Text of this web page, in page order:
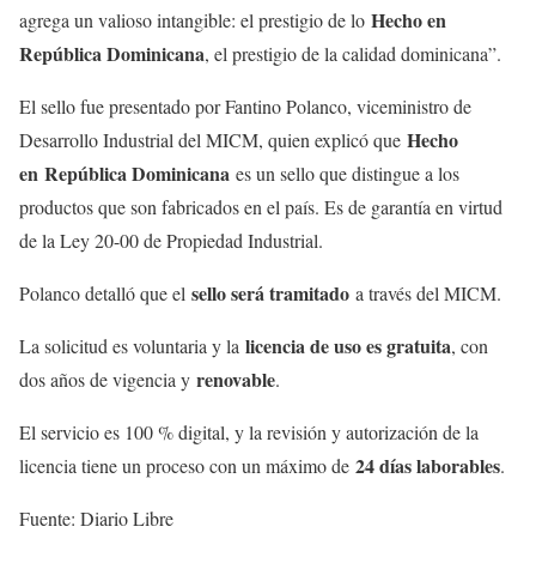
agrega un valioso intangible: el prestigio de lo Hecho en
República Dominicana, el prestigio de la calidad dominicana”.
El sello fue presentado por Fantino Polanco, viceministro de
Desarrollo Industrial del MICM, quien explicó que Hecho
en República Dominicana es un sello que distingue a los
productos que son fabricados en el país. Es de garantía en virtud
de la Ley 20-00 de Propiedad Industrial.
Polanco detalló que el sello será tramitado a través del MICM.
La solicitud es voluntaria y la licencia de uso es gratuita, con
dos años de vigencia y renovable.
El servicio es 100 % digital, y la revisión y autorización de la
licencia tiene un proceso con un máximo de 24 días laborables.
Fuente: Diario Libre